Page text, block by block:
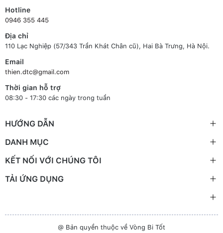
Hotline
0946 355 445
Địa chỉ
110 Lạc Nghiệp (57/343 Trần Khát Chân cũ), Hai Bà Trưng, Hà Nội.
Email
thien.dtc@gmail.com
Thời gian hỗ trợ
08:30 - 17:30 các ngày trong tuần
HƯỚNG DẪN
DANH MỤC
KẾT NỐI VỚI CHÚNG TÔI
TẢI ỨNG DỤNG
@ Bản quyền thuộc về Vòng Bi Tốt